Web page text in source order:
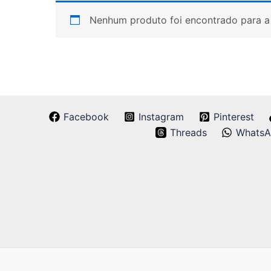
Nenhum produto foi encontrado para a
Facebook Instagram Pinterest
Threads